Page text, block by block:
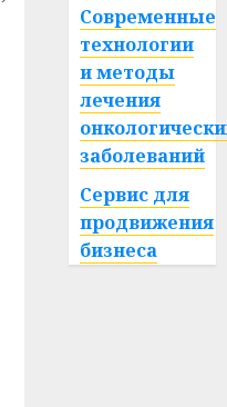
Современные
технологии
и методы
лечения
заболеваний
Сервис для
продвижения
бизнеса